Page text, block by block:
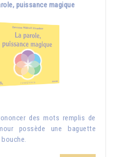
puissance magique
des mots remplis de
possède une baguette